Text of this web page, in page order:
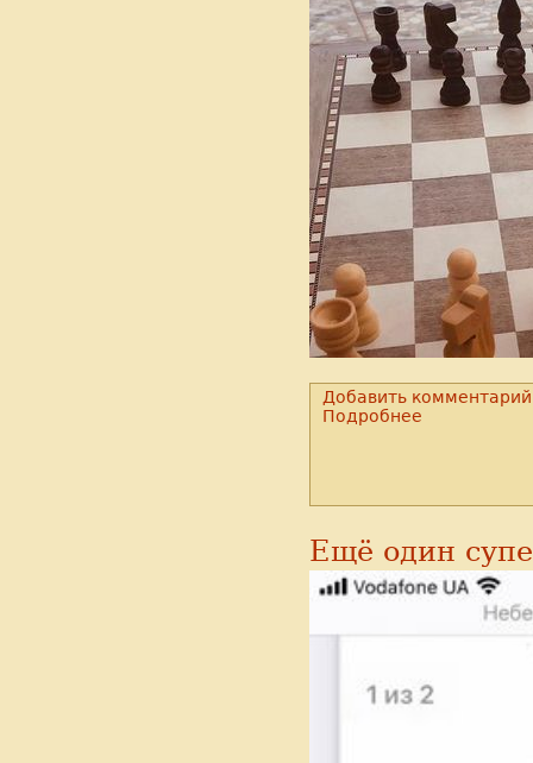
Добавить комментарий
Подробнее
Ещё один